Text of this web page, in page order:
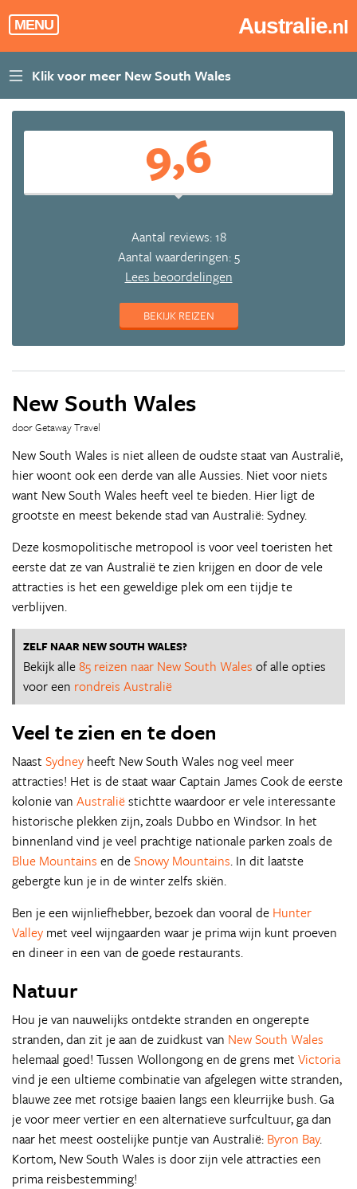
MENU Australie.nl
9,6
Aantal reviews: 18
Aantal waarderingen: 5
Lees beoordelingen
BEKIJK REIZEN
New South Wales
door Getaway Travel
New South Wales is niet alleen de oudste staat van Australië,
hier woont ook een derde van alle Aussies. Niet voor niets
want New South Wales heeft veel te bieden. Hier ligt de
grootste en meest bekende stad van Australië: Sydney.
Deze kosmopolitische metropool is voor veel toeristen het
eerste dat ze van Australië te zien krijgen en door de vele
attracties is het een geweldige plek om een tijdje te
verblijven.
ZELF NAAR NEW SOUTH WALES?
Bekijk alle85 reizen naar New South Wales of alle opties
voor een rondreis Australië
Veel te zien en te doen
Naast Sydney heeft New South Wales nog veel meer
attracties! Het is de staat waar Captain James Cook de eerste
kolonie van Australiëstichtte waardoor er vele interessante
historische plekken zijn, zoals Dubbo en Windsor. In het
binnenland vind je veel prachtige nationale parken zoals de
Blue Mountains en deSnowy Mountains. In dit laatste
gebergte kun je in de winter zelfs skiën.
Ben je een wijnliefhebber, bezoek dan vooral de Hunter
Valley met veel wijngaarden waar je prima wijn kunt proeven
en dineer in een van de goede restaurants.
Natuur
Hou je van nauwelijks ontdekte stranden en ongerepte
stranden, dan zit je aan de zuidkust van New South Wales
helemaal goed! Tussen Wollongong en de grens met Victoria
vind je een ultieme combinatie van afgelegen witte stranden,
blauwe zee met rotsige baaien langs een kleurrijke bush. Ga
je voor meer vertier en een alternatieve surfcultuur, ga dan
naar het meest oostelijke puntje van Australië: Byron Bay.
Kortom, New South Wales is door zijn vele attracties een
prima reisbestemming!